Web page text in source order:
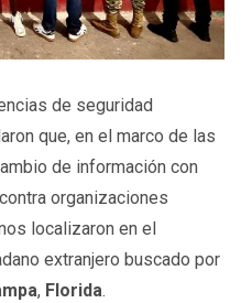
de seguridad
que, en el marco de las
de información con
organizaciones
localizaron en el
extranjero buscado por
, Florida.